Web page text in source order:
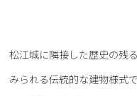
松江城に隣接した歴史の残
みられる伝統的な建物様式